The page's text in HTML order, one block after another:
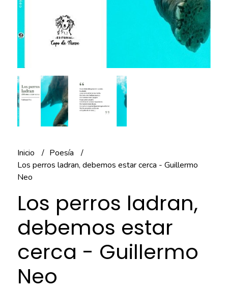
Inicio
Poesía
Los perros ladran, debemos estar cerca - Guillermo
Neo
Los perros ladran,
debemos estar
cerca - Guillermo
Neo